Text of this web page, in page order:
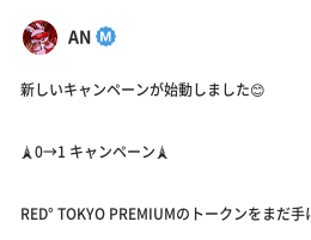
AN
新しいキャンペーンが始動しました😊
🗼0→1 キャンペーン🗼
RED° TOKYO PREMIUMのトークンをまだ